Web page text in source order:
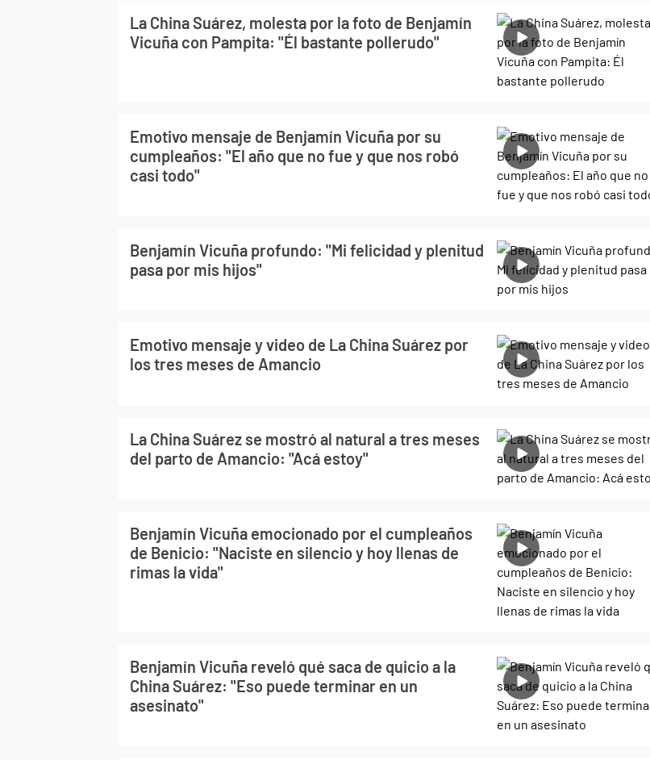
La China Suárez, molesta por la foto de Benjamín
Vicuña con Pampita: "Él bastante pollerudo"
Emotivo mensaje de Benjamín Vicuña por su
cumpleaños: "El año que no fue y que nos robó
casi todo"
Benjamín Vicuña profundo: "Mi felicidad y plenitud
pasa por mis hijos"
Emotivo mensaje y video de La China Suárez por
los tres meses de Amancio
La China Suárez se mostró al natural a tres meses
del parto de Amancio: "Acá estoy"
Benjamín Vicuña emocionado por el cumpleaños
de Benicio: "Naciste en silencio y hoy llenas de
rimas la vida"
Benjamín Vicuña reveló qué saca de quicio a la
China Suárez: "Eso puede terminar en un
asesinato"